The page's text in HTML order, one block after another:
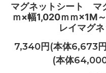
マグネットシート マ
ｍ×幅1,020ｍｍ×1M
レイマグ
7,340円(本体6,673
(本体